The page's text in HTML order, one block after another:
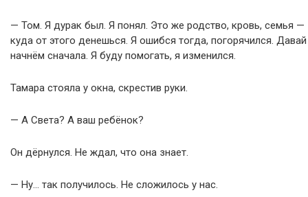
— Том. Я дурак был. Я понял. Это же родство, кровь, семья —
куда от этого денешься. Я ошибся тогда, погорячился. Давай
начнём сначала. Я буду помогать, я изменился.
Тамара стояла у окна, скрестив руки.
— А Света? А ваш ребёнок?
Он дёрнулся. Не ждал, что она знает.
— Ну… так получилось. Не сложилось у нас.